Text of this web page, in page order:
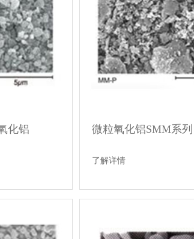
化铝 微粒氧化铝SMM系列
了解详情